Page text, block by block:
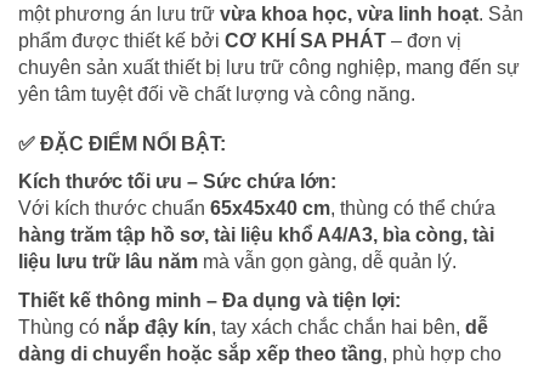
một phương án lưu trữ vừa khoa học, vừa linh hoạt. Sản
phẩm được thiết kế bởi CƠ KHÍ SA PHÁT – đơn vị
chuyên sản xuất thiết bị lưu trữ công nghiệp, mang đến sự
yên tâm tuyệt đối về chất lượng và công năng.
✅ ĐẶC ĐIỂM NỔI BẬT:
Kích thước tối ưu – Sức chứa lớn:
Với kích thước chuẩn 65x45x40 cm, thùng có thể chứa
hàng trăm tập hồ sơ, tài liệu khổ A4/A3, bìa còng, tài
liệu lưu trữ lâu năm mà vẫn gọn gàng, dễ quản lý.
Thiết kế thông minh – Đa dụng và tiện lợi:
Thùng có nắp đậy kín, tay xách chắc chắn hai bên, dễ
dàng di chuyển hoặc sắp xếp theo tầng, phù hợp cho